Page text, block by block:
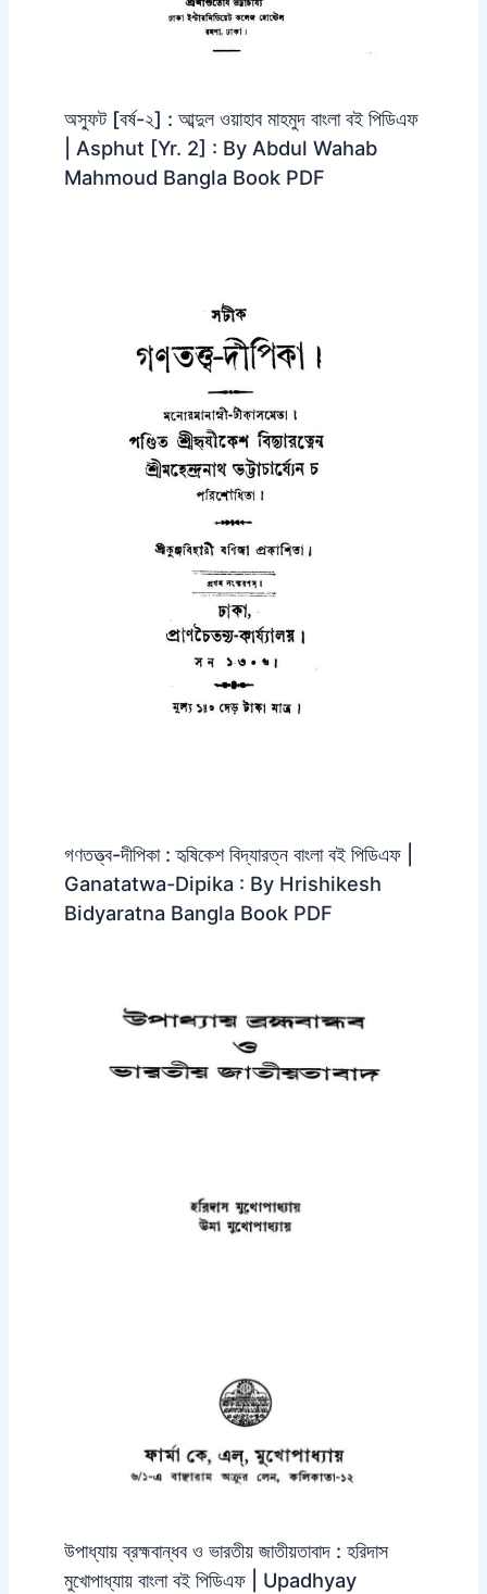
অস্ফুট [বর্ষ-২] : আব্দুল ওয়াহাব মাহমুদ বাংলা বই পিডিএফ
| Asphut [Yr. 2] : By Abdul Wahab
Mahmoud Bangla Book PDF
গণতত্ত্ব-দীপিকা : হৃষিকেশ বিদ্যারত্ন বাংলা বই পিডিএফ |
Ganatatwa-Dipika : By Hrishikesh
Bidyaratna Bangla Book PDF
উপাধ্যায় ব্রহ্মবান্ধব ও ভারতীয় জাতীয়তাবাদ : হরিদাস
মুখোপাধ্যায় বাংলা বই পিডিএফ | Upadhyay